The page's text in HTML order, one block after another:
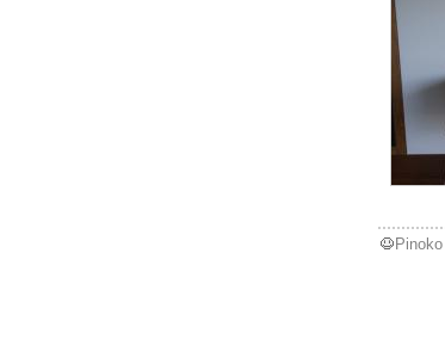
Pinoko